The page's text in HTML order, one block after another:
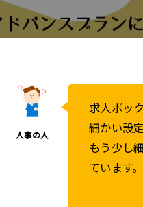
求人ボッ
細かい設
もう少し
ています。